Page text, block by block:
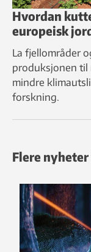
Hvordan
europeisk
La fjellområder
produksjonen til
mindre
forskning.
Flere